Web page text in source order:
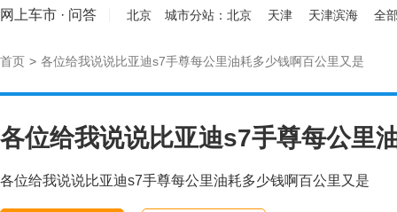
网上车市 · 问答 北京 城市分站： 北京 天津 天津滨海 全
首页 > 各位给我说说比亚迪s7手尊每公里油耗多少钱啊百公里又是
各位给我说说比亚迪s7手尊每公里
各位给我说说比亚迪s7手尊每公里油耗多少钱啊百公里又是